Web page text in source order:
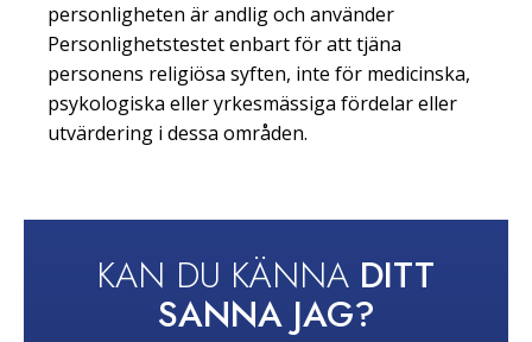
personligheten är andlig och använder
Personlighetstestet enbart för att tjäna
personens religiösa syften, inte för medicinska,
psykologiska eller yrkesmässiga fördelar eller
utvärdering i dessa områden.
KAN DU KÄNNA DITT
SANNA JAG?